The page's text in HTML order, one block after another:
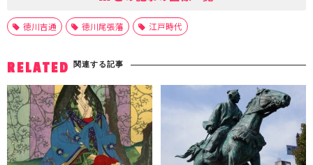
徳川吉通 徳川尾張藩 江戸時代
RELATED 関連する記事